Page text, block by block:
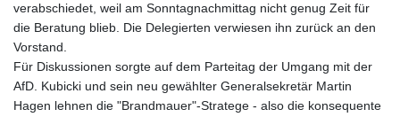
verabschiedet, weil am Sonntagnachmittag nicht genug Zeit für
die Beratung blieb. Die Delegierten verwiesen ihn zurück an den
Vorstand.
Für Diskussionen sorgte auf dem Parteitag der Umgang mit der
AfD. Kubicki und sein neu gewählter Generalsekretär Martin
Hagen lehnen die "Brandmauer"-Stratege - also die konsequente